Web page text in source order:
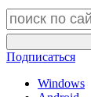
Подписаться
Windows